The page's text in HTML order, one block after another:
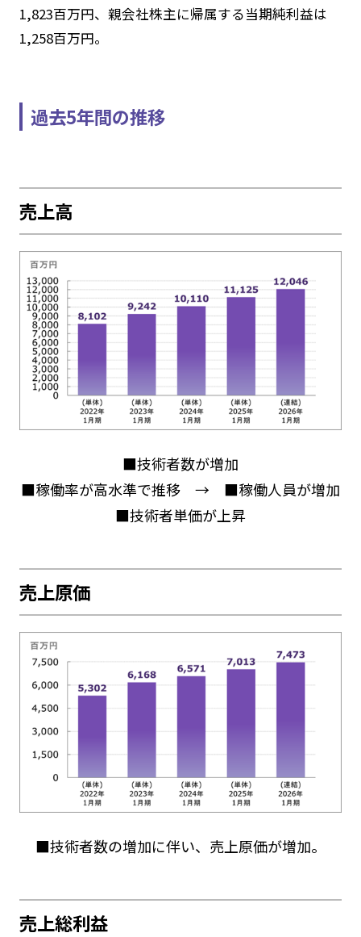
1,823百万円、親会社株主に帰属する当期純利益は
1,258百万円。
過去5年間の推移
売上高
■技術者数が増加
■稼働率が高水準で推移 → ■稼働人員が増加
■技術者単価が上昇
売上原価
■技術者数の増加に伴い、売上原価が増加。
売上総利益